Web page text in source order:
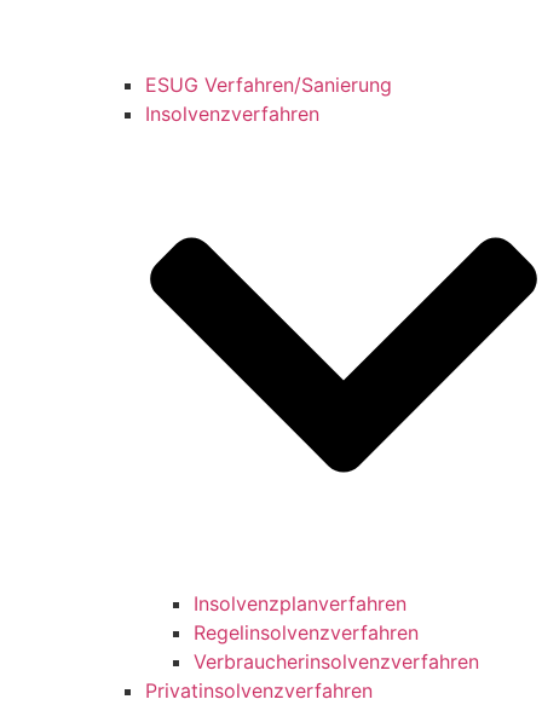
ESUG Verfahren/Sanierung
Insolvenzverfahren
Insolvenzplanverfahren
Regelinsolvenzverfahren
Verbraucherinsolvenzverfahren
Privatinsolvenzverfahren